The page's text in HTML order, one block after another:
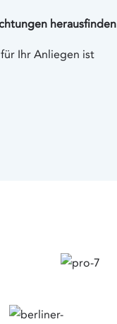
herausfinden
Ihr Anliegen ist